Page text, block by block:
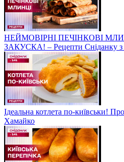
НЕЙМОВІРНІ ПЕЧІНКОВІ
ЗАКУСКА! – Рецепти Сніданку з
Ідеальна котлета по-київськи!
Хамайко